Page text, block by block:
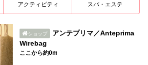
アクティビティ スパ・エステ
ショップ
アンテプリマ／Anteprima
Wirebag
ここから約0m